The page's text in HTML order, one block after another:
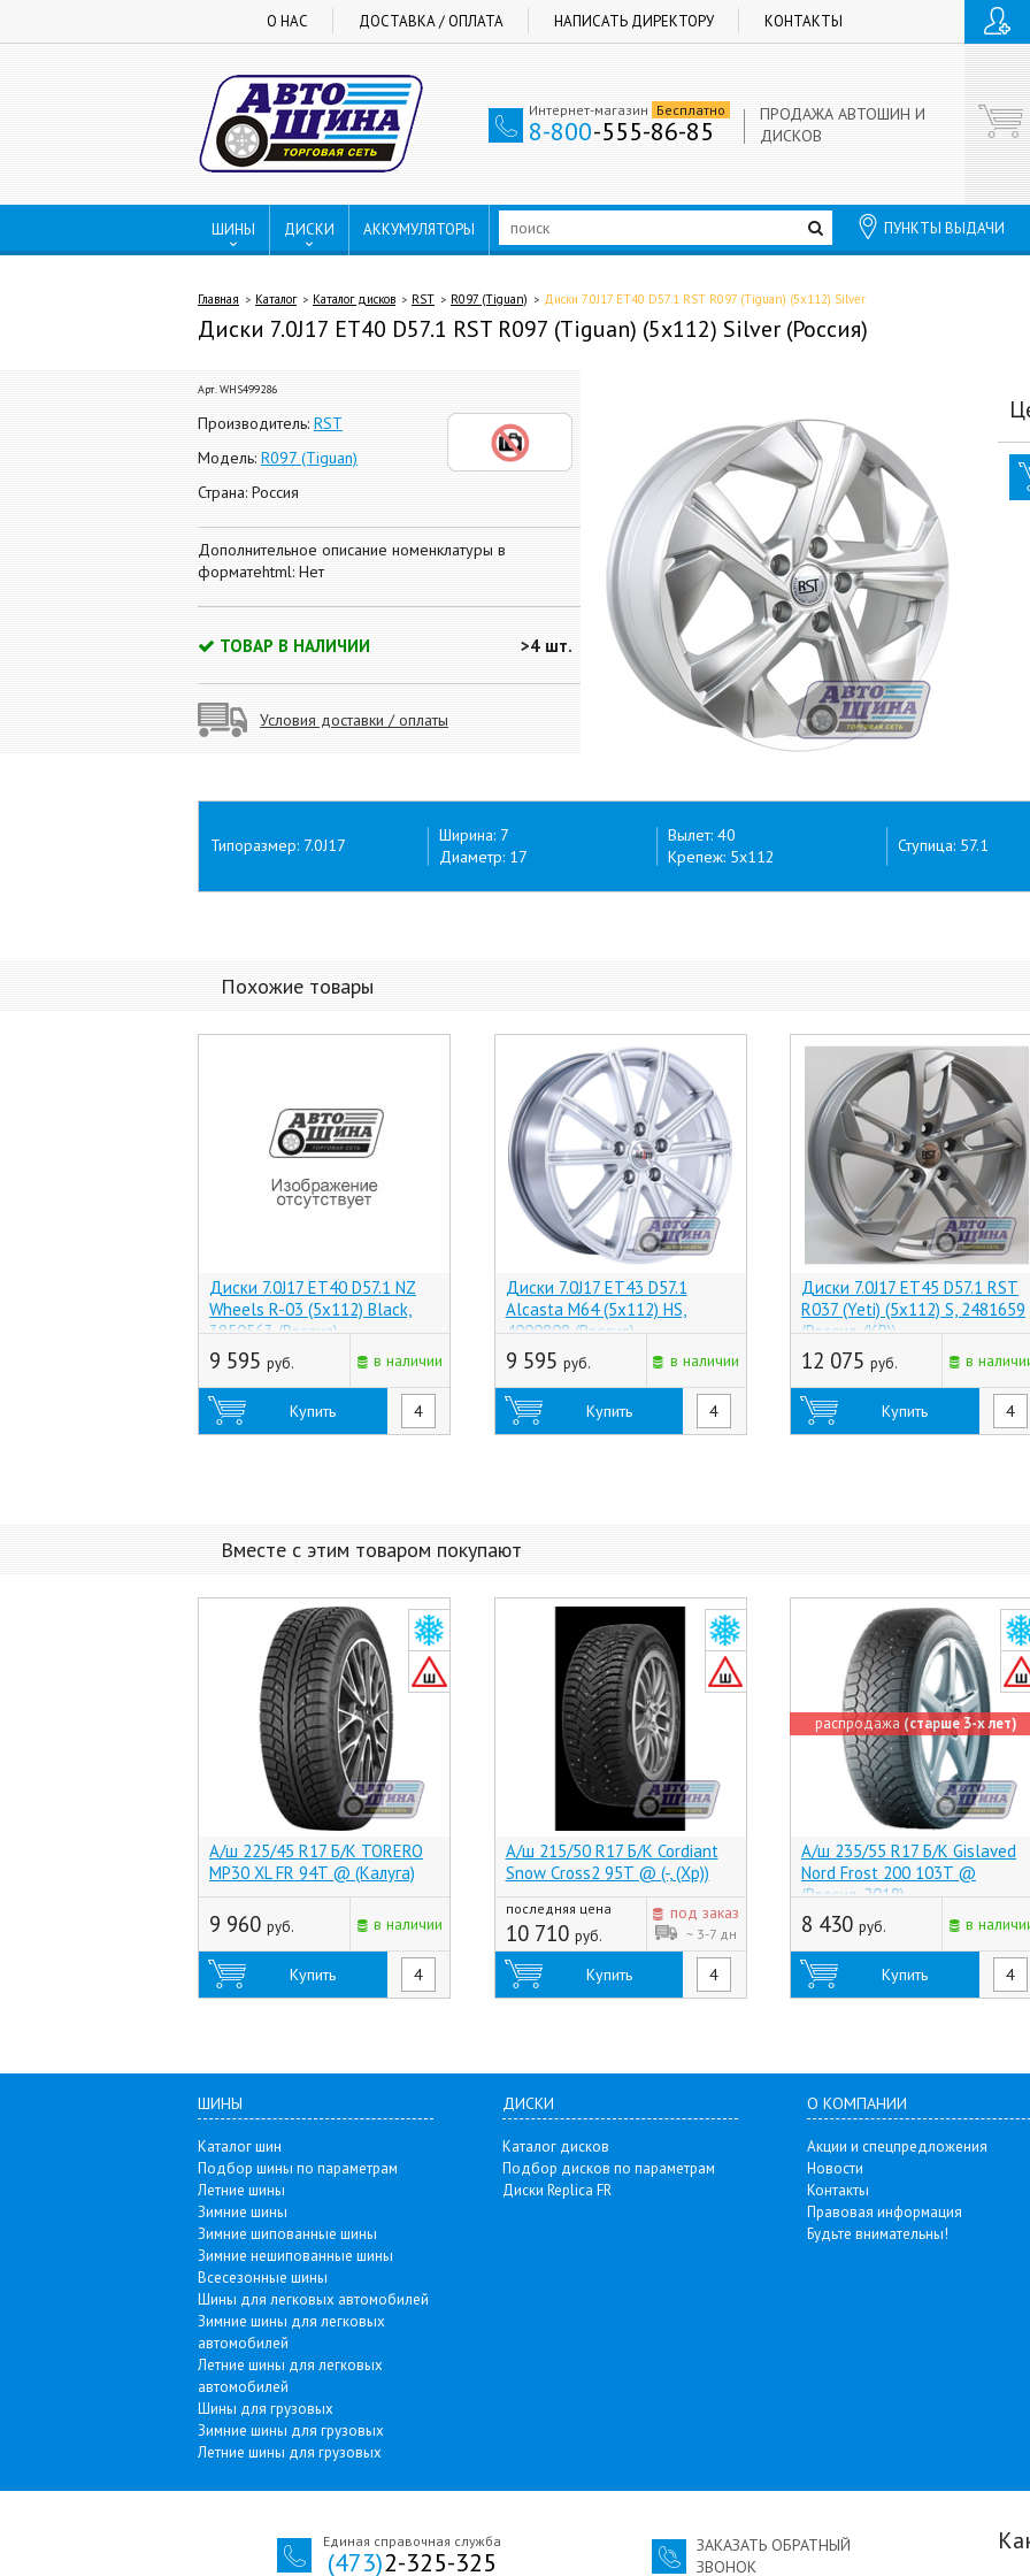
О НАС ДОСТАВКА / ОПЛАТА НАПИСАТЬ ДИРЕКТОРУ КОНТАКТЫ
Интернет-магазин Бесплатно
8-800-555-86-85
ПРОДАЖА АВТОШИН И
ДИСКОВ
ШИНЫ ДИСКИ АККУМУЛЯТОРЫ ПУНКТЫ ВЫДАЧИ
Главная Каталог Каталог дисков RST R097 (Tiguan) Диски 7.0J17 ET40 D57.1 RST R097 (Tiguan) (5x112) Silver
Диски 7.0J17 ET40 D57.1 RST R097 (Tiguan) (5x112) Silver (Россия)
Арт. WHS499286
Производитель: RST
Модель: R097 (Tiguan)
Страна: Россия
Дополнительное описание номенклатуры в
форматеhtml: Нет
ТОВАР В НАЛИЧИИ >4 шт.
Условия доставки / оплаты
Типоразмер: 7.0J17
Ширина: 7
Диаметр: 17
Вылет: 40
Крепеж: 5x112
Ступица: 57.1
Похожие товары
Диски 7.0J17 ET40 D57.1 NZ
Wheels R-03 (5x112) Black,
3850563 (Россия)
9 595 руб. в наличии
Купить
Диски 7.0J17 ET43 D57.1
Alcasta M64 (5x112) HS,
4000808 (Россия)
9 595 руб. в наличии
Купить
Диски 7.0J17 ET45 D57.1 RST
R037 (Yeti) (5x112) S, 2481659
(Россия, (КР))
12 075 руб. в
Купить
Вместе с этим товаром покупают
А/ш 225/45 R17 Б/К TORERO
MP30 XL FR 94T @ (Калуга)
9 960 руб. в наличии
Купить
А/ш 215/50 R17 Б/К Cordiant
Snow Cross2 95T @ (-, (Хр))
последняя цена
10 710 руб.
под заказ
~ 3-7 дн
Купить
распродажа (старше 3-х лет)
А/ш 235/55 R17 Б/К Gislaved
Nord Frost 200 103T @
(Россия, 2018)
8 430 руб. в
Купить
ШИНЫ
Каталог шин
Подбор шины по параметрам
Летние шины
Зимние шины
Зимние шипованные шины
Зимние нешипованные шины
Всесезонные шины
Шины для легковых автомобилей
Зимние шины для легковых
автомобилей
Летние шины для легковых
автомобилей
Шины для грузовых
Зимние шины для грузовых
Летние шины для грузовых
ДИСКИ
Каталог дисков
Подбор дисков по параметрам
Диски Replica FR
О КОМПАНИИ
Акции и спецпредложения
Новости
Контакты
Правовая информация
Будьте внимательны!
Единая справочная служба
(473)2-325-325
ЗАКАЗАТЬ ОБРАТНЫЙ
ЗВОНОК